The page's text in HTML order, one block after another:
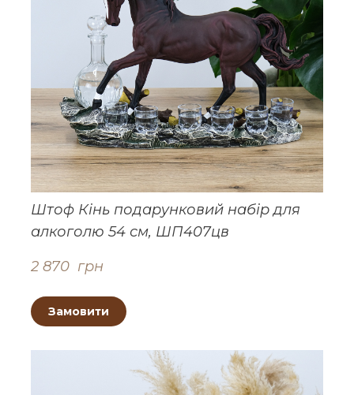
Штоф Кінь подарунковий набір для
алкоголю 54 см, ШП407цв
2 870  грн
Замовити